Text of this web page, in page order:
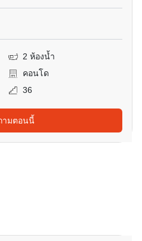
2 ห้องน้ำ
คอนโด
36
ามตอนนี้